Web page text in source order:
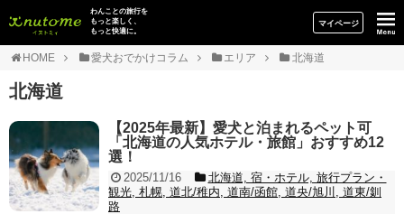
イヌトミィ
わんことの旅行を
もっと楽しく、
もっと快適に。
マイページ
HOME 愛犬おでかけコラム エリア 北海道
北海道
【2025年最新】愛犬と泊まれるペット可
「北海道の人気ホテル・旅館」おすすめ12
選！
2025/11/16
北海道, 宿・ホテル, 旅行プラン・
観光, 札幌, 道北/稚内, 道南/函館, 道央/旭川, 道東/釧
路